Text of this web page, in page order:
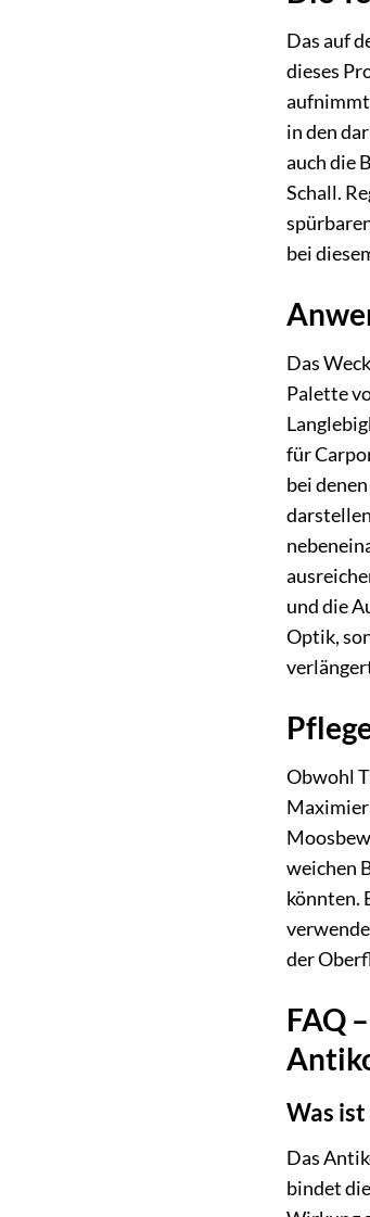
Das auf
dieses
aufnimmt
in den
auch die
Schall.
bei
Das
Palette
für
bei
und die
Optik,
Obwohl
weichen
könnten.
der
FAQ
Was
Das
bindet